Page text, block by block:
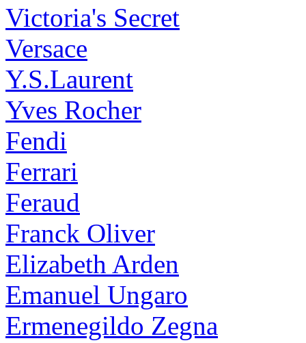
Victoria's Secret
Versace
Y.S.Laurent
Yves Rocher
Fendi
Ferrari
Feraud
Franck Oliver
Elizabeth Arden
Emanuel Ungaro
Ermenegildo Zegna